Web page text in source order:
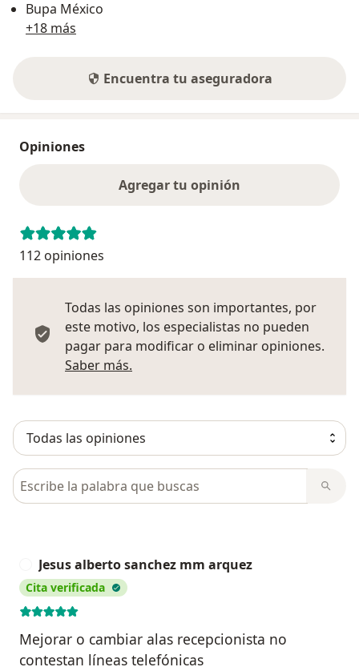
Bupa México
+18 más
Encuentra tu aseguradora
Opiniones
Agregar tu opinión
112 opiniones
Todas las opiniones son importantes, por
este motivo, los especialistas no pueden
pagar para modificar o eliminar opiniones.
Saber más.
Busca en opiniones
Jesus alberto sanchez mm arquez
Cita verificada
Mejorar o cambiar alas recepcionista no
contestan líneas telefónicas